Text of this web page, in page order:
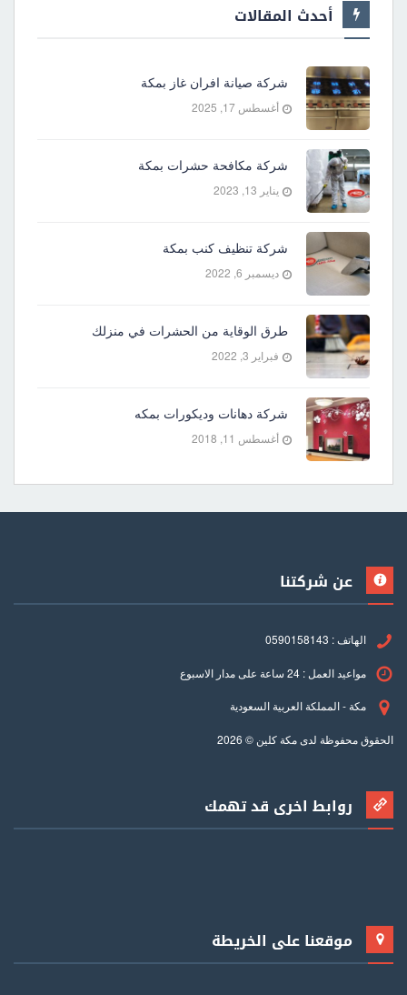
أحدث المقالات
شركة صيانة افران غاز بمكة
أغسطس 17, 2025
شركة مكافحة حشرات بمكة
يناير 13, 2023
شركة تنظيف كنب بمكة
ديسمبر 6, 2022
طرق الوقاية من الحشرات في منزلك
فبراير 3, 2022
شركة دهانات وديكورات بمكه
أغسطس 11, 2018
عن شركتنا
الهاتف : 0590158143
مواعيد العمل : 24 ساعة على مدار الاسبوع
مكة - المملكة العربية السعودية
الحقوق محفوظة لدى مكة كلين © 2026
روابط اخرى قد تهمك
موقعنا على الخريطة